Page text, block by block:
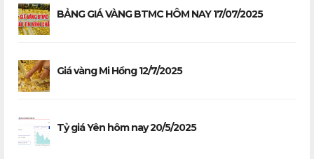
BẢNG GIÁ VÀNG BTMC HÔM NAY 17/07/2025
Giá vàng Mi Hồng 12/7/2025
Tỷ giá Yên hôm nay 20/5/2025